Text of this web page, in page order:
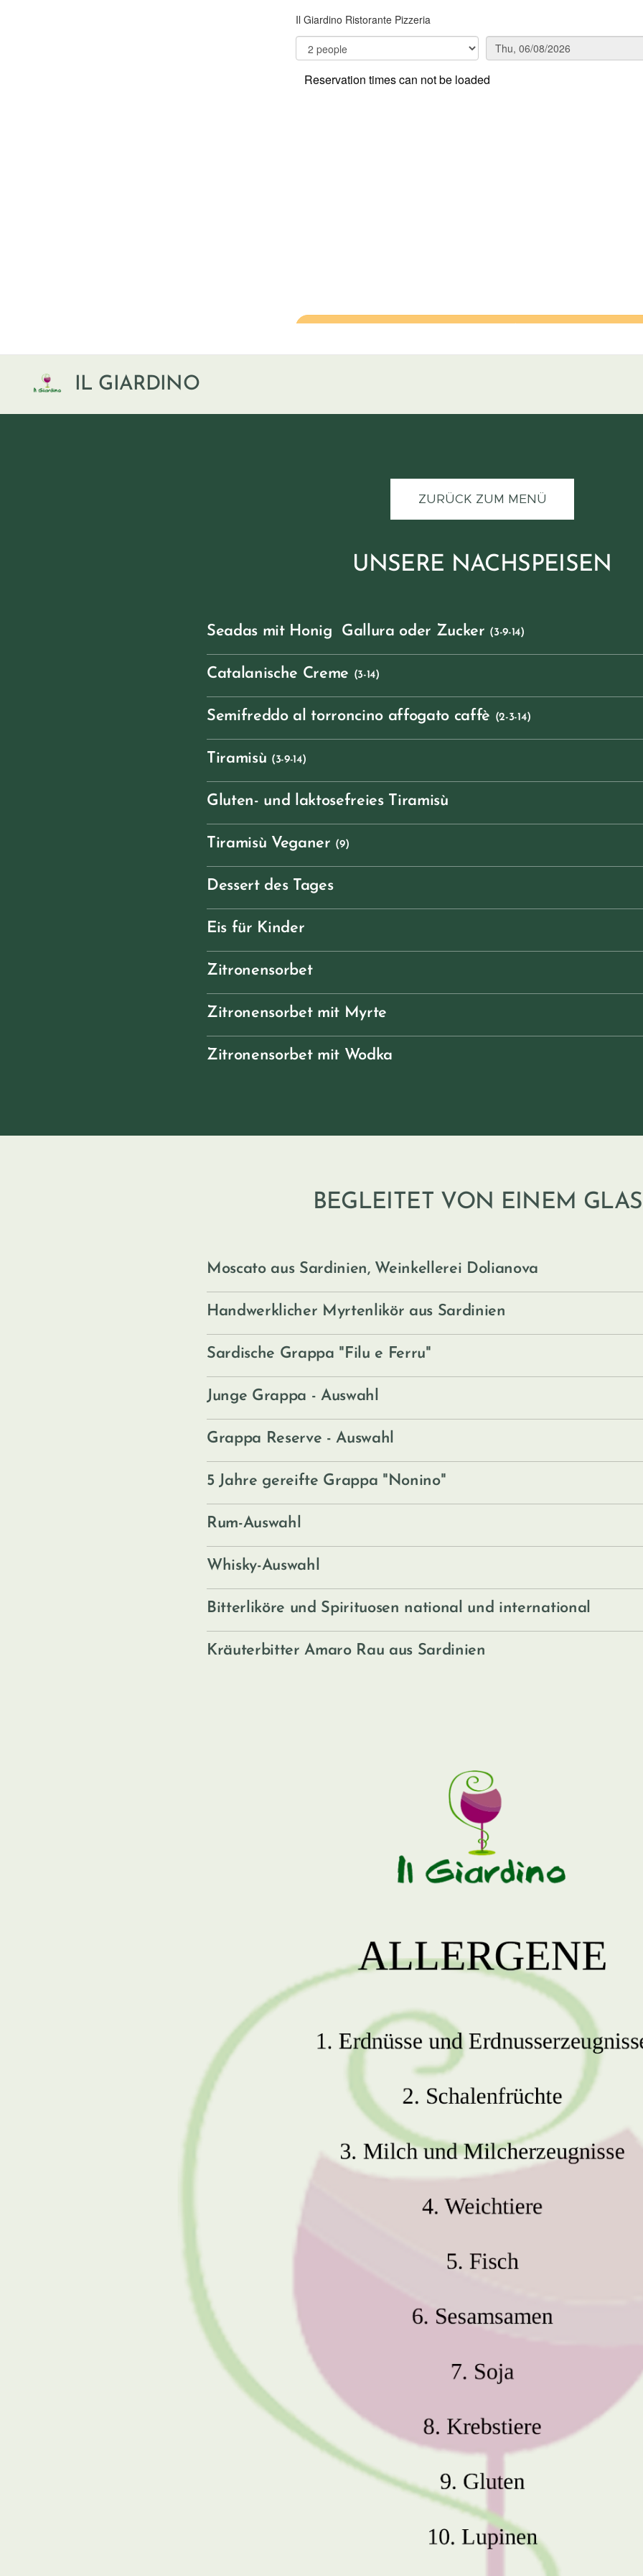
IL GIARDINO
ZURÜCK ZUM MENÜ
UNSERE NACHSPEISEN
Seadas mit Honig Gallura oder Zucker (3-9-14)
Catalanische Creme (3-14)
Semifreddo al torroncino affogato caffè (2-3-14)
Tiramisù (3-9-14)
Gluten- und laktosefreies Tiramisù
Tiramisù Veganer (9)
Dessert des Tages
Eis für Kinder
Zitronensorbet
Zitronensorbet mit Myrte
Zitronensorbet mit Wodka
BEGLEITET VON EINEM
Moscato aus Sardinien, Weinkellerei Dolianova
Handwerklicher Myrtenlikör aus Sardinien
Sardische Grappa "Filu e Ferru"
Junge Grappa -Auswahl
Grappa Reserve -Auswahl
5 Jahre gereifte Grappa "Nonino"
Rum-Auswahl
Whisky-Auswahl
Bitterliköre und Spirituosen national und international
Kräuterbitter Amaro Rau aus Sardinien